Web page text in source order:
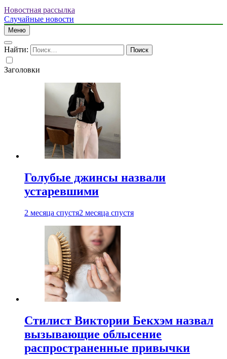
Новостная рассылка
Случайные новости
Меню
Найти:
Заголовки
Голубые джинсы назвали
устаревшими
2 месяца спустя2 месяца спустя
Стилист Виктории Бекхэм назвал
вызывающие облысение
распространенные привычки